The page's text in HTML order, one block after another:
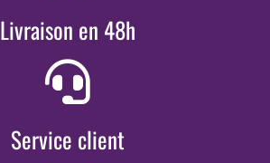
Livraison en 48h
Service client